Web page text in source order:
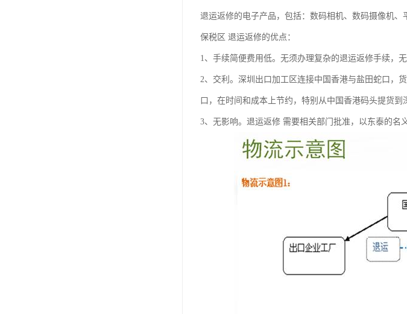
退运返修的电子产品，包括：数码相机、数码摄像机
保税区 退运返修的优点：
1、手续简便费用低。无须办理复杂的退运返修手续，
2、交利。深圳出口加工区连接中国香港与盐田蛇口，
口，在时间和成本上节约，特别从中国香港码头提货
3、无影响。退运返修 需要相关部门批准，以东泰的名